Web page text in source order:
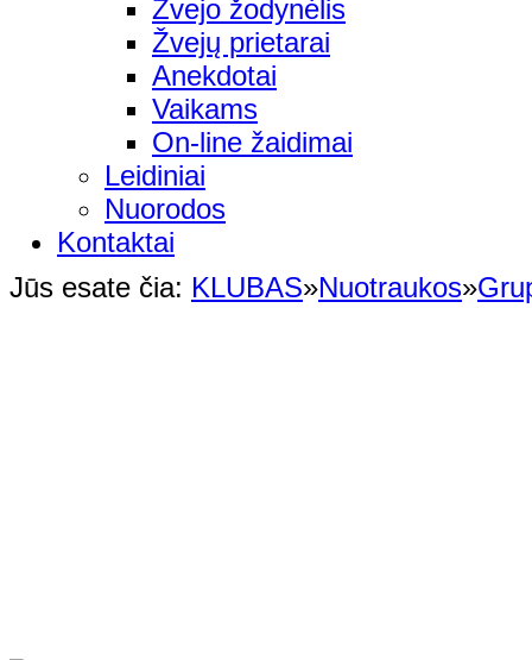
Žvejo žodynėlis
Žvejų prietarai
Anekdotai
Vaikams
On-line žaidimai
Leidiniai
Nuorodos
Kontaktai
Jūs esate čia: KLUBAS»Nuotraukos»